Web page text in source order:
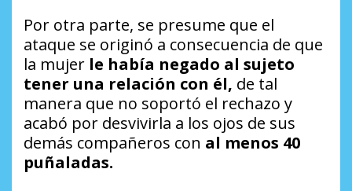
Por otra parte, se presume que el
ataque se originó a consecuencia de que
la mujer le había negado al sujeto
tener una relación con él, de tal
manera que no soportó el rechazo y
acabó por desvivirla a los ojos de sus
demás compañeros con al menos 40
puñaladas.